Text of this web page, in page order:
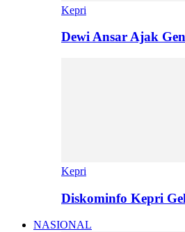
Kepri
Dewi Ansar Ajak
Kepri
Diskominfo Kepri
NASIONAL